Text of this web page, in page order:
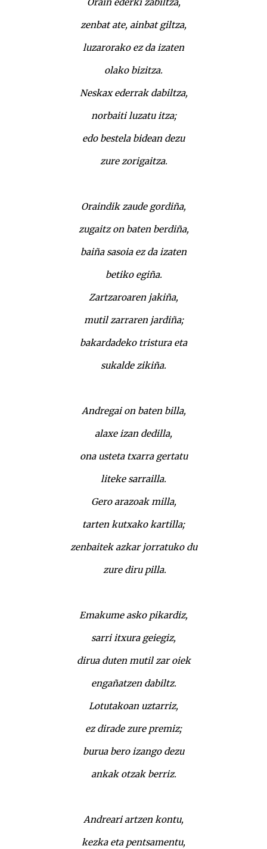
Orain ederki zabiltza,
zenbat ate, ainbat giltza,
luzarorako ez da izaten
olako bizitza.
Neskax ederrak dabiltza,
norbaiti luzatu itza;
edo bestela bidean dezu
zure zorigaitza.
Oraindik zaude gordiña,
zugaitz on baten berdiña,
baiña sasoia ez da izaten
betiko egiña.
Zartzaroaren jakiña,
mutil zarraren jardiña;
bakardadeko tristura eta
sukalde zikiña.
Andregai on baten billa,
alaxe izan dedilla,
ona usteta txarra gertatu
liteke sarrailla.
Gero arazoak milla,
tarten kutxako kartilla;
zenbaitek azkar jorratuko du
zure diru pilla.
Emakume asko pikardiz,
sarri itxura geiegiz,
dirua duten mutil zar oiek
engañatzen dabiltz.
Lotutakoan uztarriz,
ez dirade zure premiz;
burua bero izango dezu
ankak otzak berriz.
Andreari artzen kontu,
kezka eta pentsamentu,